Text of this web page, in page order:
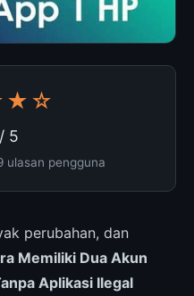
5
ulasan pengguna
perubahan, dan
Memiliki Dua Akun
Aplikasi Ilegal